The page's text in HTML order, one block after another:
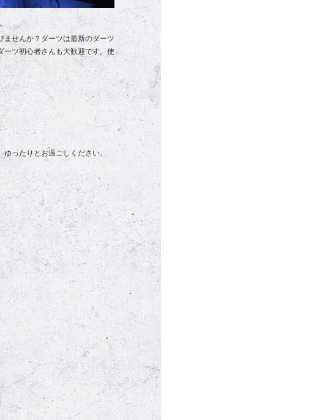
ませんか？ダーツは最新のダーツ
ーツ初心者さんも大歓迎です。使
ったりとお過ごしください。